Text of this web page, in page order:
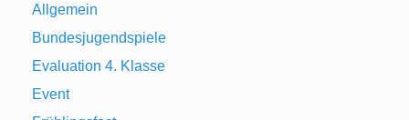
Allgemein
Bundesjugendspiele
Evaluation 4. Klasse
Event